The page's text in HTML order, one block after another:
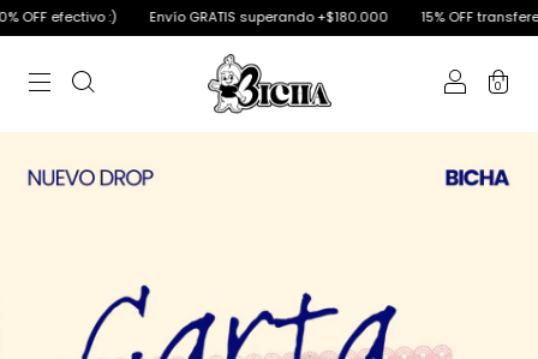
Envío GRATIS superando +$180.000 15% OFF transferencia | 20% OFF
0